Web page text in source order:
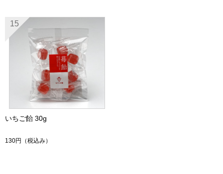
15
いちご飴 30g
130円 （税込み）